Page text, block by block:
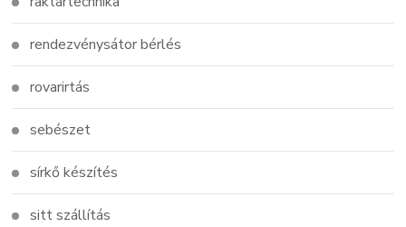
rendezvénysátor bérlés
rovarirtás
sebészet
sírkő készítés
sitt szállítás